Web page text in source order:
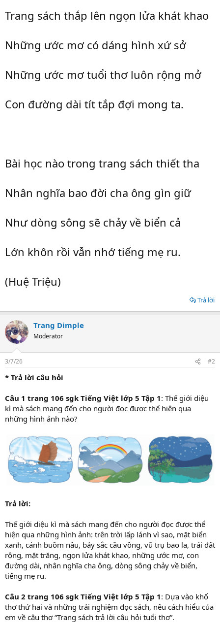
Trang sách thắp lên ngọn lửa khát khao
Những ước mơ có dáng hình xứ sở
Những ước mơ tuổi thơ luôn rộng mở
Con đường dài tít tắp đợi mong ta.
Bài học nào trong trang sách thiết tha
Nhân nghĩa bao đời cha ông gìn giữ
Như dòng sông sẽ chảy về biển cả
Lớn khôn rồi vẫn nhớ tiếng mẹ ru.
(Huệ Triệu)
Trả lời
Trang Dimple
Moderator
3/7/26 #2
* Trả lời câu hỏi
Câu 1 trang 106 sgk Tiếng Việt lớp 5 Tập 1: Thế giới diệu
kì mà sách mang đến cho người đọc được thể hiện qua
những hình ảnh nào?
Trả lời:
Thế giới diệu kì mà sách mang đến cho người đọc được thể
hiện qua những hình ảnh: trên trời lấp lánh vì sao, mặt biển
xanh, cánh buồm nâu, bảy sắc cầu vồng, vũ trụ bao la, trái đất
rộng, mặt trăng, ngọn lửa khát khao, những ước mơ, con
đường dài, nhân nghĩa cha ông, dòng sông chảy về biển,
tiếng mẹ ru.
Câu 2 trang 106 sgk Tiếng Việt lớp 5 Tập 1: Dựa vào khổ
thơ thứ hai và những trải nghiệm đọc sách, nêu cách hiểu của
em về câu thơ “Trang sách trả lời câu hỏi tuổi thơ”.